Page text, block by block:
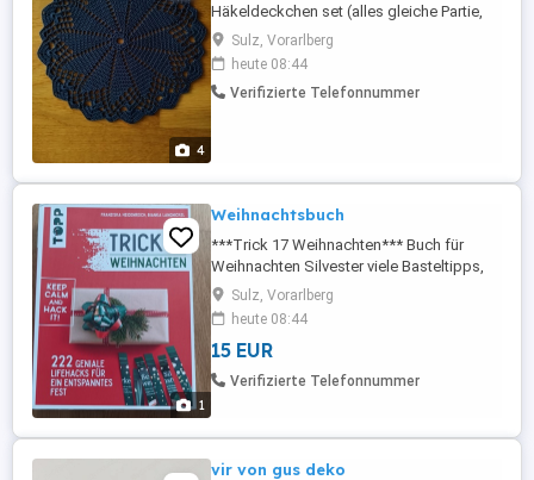
4
Häkeldeckchen set (alles gleiche Partie,
ganz dunkel) Von Hand gemacht Alle Neu
und unbenutzt (Nichtraucherhaushalt) 3x
rund Durchmesser 19cm Preis alle
zusammen 27 Euro 2 Runde Blumenform
Sulz, Vorarlberg
heute 08:44
Verifizierte Telefonnummer
1
Weihnachtsbuch
***Trick 17 Weihnachten*** Buch für
Weihnachten Silvester viele Basteltipps,
Deko Vorschläge und leckeren Rezepten
Neu und unbenutzt! Top Zustand
Neupreis 20 Euro Zustellung in VLBG
möglich Versand nach Absprache
Sulz, Vorarlberg
heute 08:44
15 EUR
Verifizierte Telefonnummer
vir von gus deko